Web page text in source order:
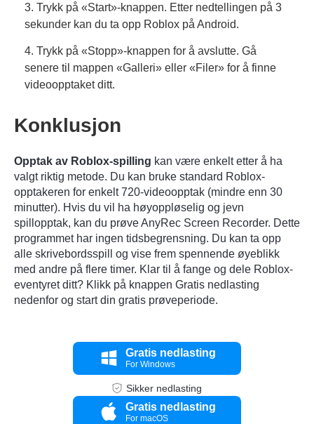
3. Trykk på «Start»-knappen. Etter nedtellingen på 3
sekunder kan du ta opp Roblox på Android.
4. Trykk på «Stopp»-knappen for å avslutte. Gå
senere til mappen «Galleri» eller «Filer» for å finne
videoopptaket ditt.
Konklusjon
Opptak av Roblox-spilling kan være enkelt etter å ha
valgt riktig metode. Du kan bruke standard Roblox-
opptakeren for enkelt 720-videoopptak (mindre enn 30
minutter). Hvis du vil ha høyoppløselig og jevn
spillopptak, kan du prøve AnyRec Screen Recorder. Dette
programmet har ingen tidsbegrensning. Du kan ta opp
alle skrivebordsspill og vise frem spennende øyeblikk
med andre på flere timer. Klar til å fange og dele Roblox-
eventyret ditt? Klikk på knappen Gratis nedlasting
nedenfor og start din gratis prøveperiode.
Gratis nedlasting
For Windows
Sikker nedlasting
Gratis nedlasting
For macOS